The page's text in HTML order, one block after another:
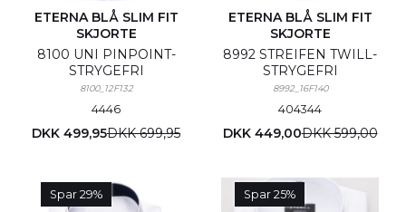
ETERNA BLÅ SLIM FIT
SKJORTE
8100 UNI PINPOINT-
STRYGEFRI
8100_12F132
4446
DKK 499,95DKK 699,95
ETERNA BLÅ SLIM FIT
SKJORTE
8992 STREIFEN TWILL-
STRYGEFRI
8992_16F140
404344
DKK 449,00DKK 599,00
Spar 29% Spar 25%